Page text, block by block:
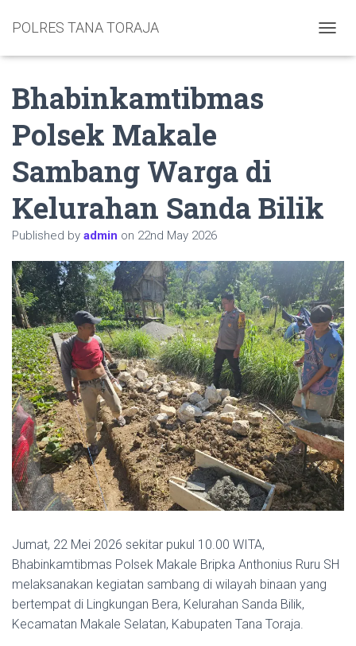
POLRES TANA TORAJA
Bhabinkamtibmas
Polsek Makale
Sambang Warga di
Kelurahan Sanda Bilik
Published by admin on 22nd May 2026
Jumat, 22 Mei 2026 sekitar pukul 10.00 WITA,
Bhabinkamtibmas Polsek Makale Bripka Anthonius Ruru SH
melaksanakan kegiatan sambang di wilayah binaan yang
bertempat di Lingkungan Bera, Kelurahan Sanda Bilik,
Kecamatan Makale Selatan, Kabupaten Tana Toraja.